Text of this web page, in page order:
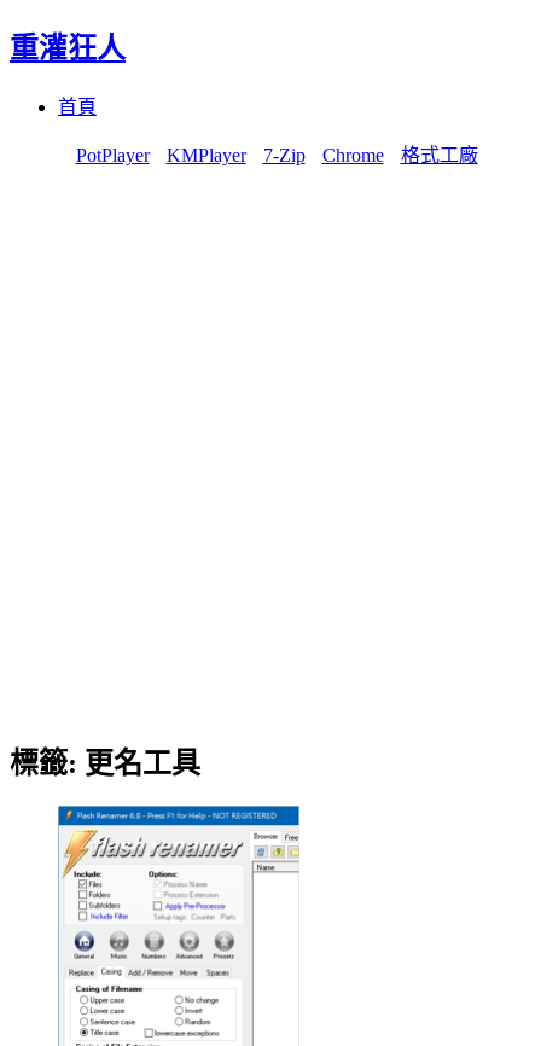
重灌狂人
首頁
PotPlayer KMPlayer 7-Zip Chrome 格式工廠
標籤: 更名工具